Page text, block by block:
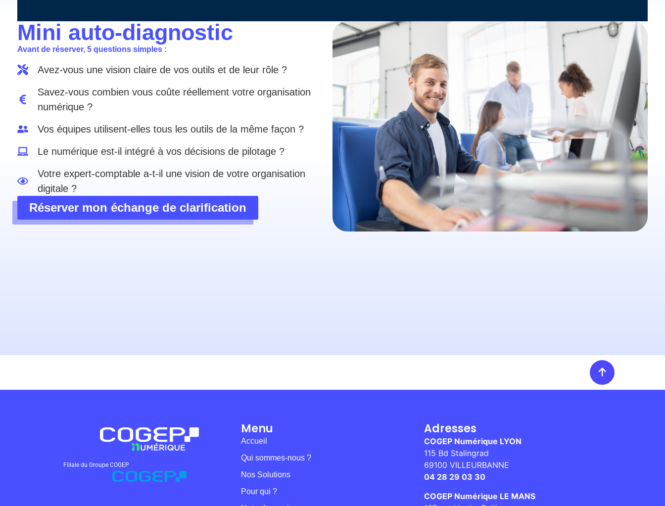
Mini auto-diagnostic
Avant de réserver, 5 questions simples :
Avez-vous une vision claire de vos outils et de leur rôle ?
Savez-vous combien vous coûte réellement votre organisation
numérique ?
Vos équipes utilisent-elles tous les outils de la même façon ?
Le numérique est-il intégré à vos décisions de pilotage ?
Votre expert-comptable a-t-il une vision de votre organisation
digitale ?
Réserver mon échange de clarification
Filiale du Groupe COGEP
Menu
Accueil
Qui sommes-nous ?
Nos Solutions
Pour qui ?
Adresses
COGEP Numérique LYON
115 Bd Stalingrad
69100 VILLEURBANNE
04 28 29 03 30
COGEP Numérique LE MANS